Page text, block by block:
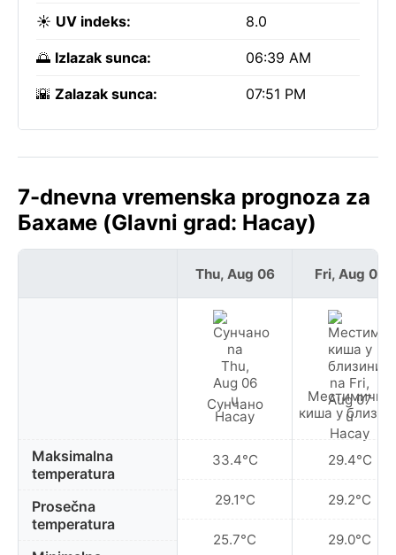
☀️ UV indeks: 8.0
🌅 Izlazak sunca: 06:39 AM
🌇 Zalazak sunca: 07:51 PM
7-dnevna vremenska prognoza za
Бахаме (Glavni grad: Насау)
Maksimalna
temperatura
Prosečna
temperatura
Thu, Aug 06
Сунчано
33.4°C
29.1°C
25.7°C
Fri, Aug 07
Местимично
киша у
29.4°C
29.2°C
29.0°C